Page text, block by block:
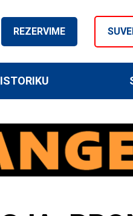
REZERVIME